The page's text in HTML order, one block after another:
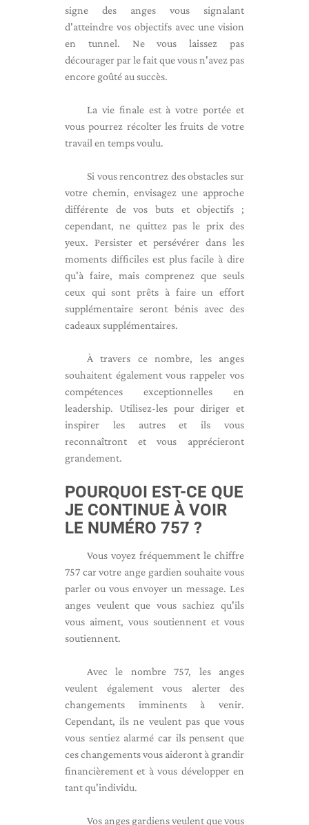
signe des anges vous signalant
d'atteindre vos objectifs avec une vision
en tunnel. Ne vous laissez pas
décourager par le fait que vous n'avez pas
encore goûté au succès.
La vie finale est à votre portée et
vous pourrez récolter les fruits de votre
travail en temps voulu.
Si vous rencontrez des obstacles sur
votre chemin, envisagez une approche
différente de vos buts et objectifs ;
cependant, ne quittez pas le prix des
yeux. Persister et persévérer dans les
moments difficiles est plus facile à dire
qu'à faire, mais comprenez que seuls
ceux qui sont prêts à faire un effort
supplémentaire seront bénis avec des
cadeaux supplémentaires.
À travers ce nombre, les anges
souhaitent également vous rappeler vos
compétences exceptionnelles en
leadership. Utilisez-les pour diriger et
inspirer les autres et ils vous
reconnaîtront et vous apprécieront
grandement.
POURQUOI EST-CE QUE
JE CONTINUE À VOIR
LE NUMÉRO 757 ?
Vous voyez fréquemment le chiffre
757 car votre ange gardien souhaite vous
parler ou vous envoyer un message. Les
anges veulent que vous sachiez qu'ils
vous aiment, vous soutiennent et vous
soutiennent.
Avec le nombre 757, les anges
veulent également vous alerter des
changements imminents à venir.
Cependant, ils ne veulent pas que vous
vous sentiez alarmé car ils pensent que
ces changements vous aideront à grandir
financièrement et à vous développer en
tant qu'individu.
Vos anges gardiens veulent que vous